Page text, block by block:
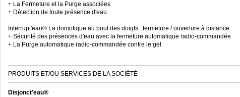
+ La Fermeture et la Purge associées
+ Détection de toute présence d'eau
Interrupt'eau® La domotique au bout des doigts : fermeture / ouverture à distance
+ Sécurité des présences d'eau avec la fermeture automatique radio-commandée
+ La Purge automatique radio-commandée contre le gel
PRODUITS ET/OU SERVICES DE LA SOCIÉTÉ
Disjonct'eau®